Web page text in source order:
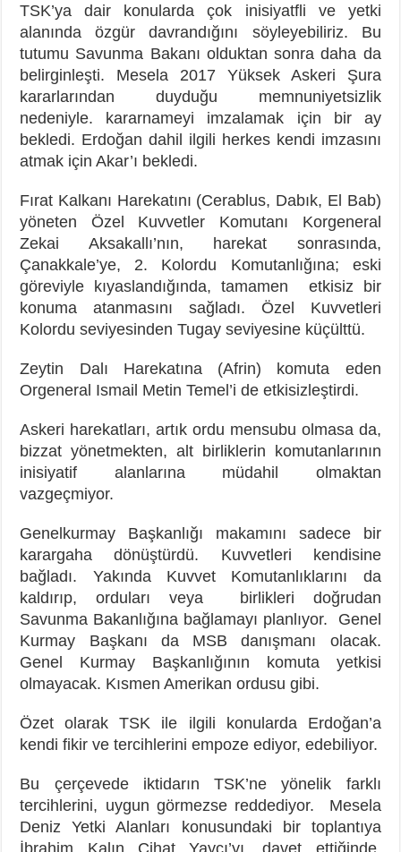
TSK’ya dair konularda çok inisiyatfli ve yetki
alanında özgür davrandığını söyleyebiliriz. Bu
tutumu Savunma Bakanı olduktan sonra daha da
belirginleşti. Mesela 2017 Yüksek Askeri Şura
kararlarından duyduğu memnuniyetsizlik
nedeniyle. kararnameyi imzalamak için bir ay
bekledi. Erdoğan dahil ilgili herkes kendi imzasını
atmak için Akar’ı bekledi.
Fırat Kalkanı Harekatını (Cerablus, Dabık, El Bab)
yöneten Özel Kuvvetler Komutanı Korgeneral
Zekai Aksakallı’nın, harekat sonrasında,
Çanakkale’ye, 2. Kolordu Komutanlığına; eski
göreviyle kıyaslandığında, tamamen etkisiz bir
konuma atanmasını sağladı. Özel Kuvvetleri
Kolordu seviyesinden Tugay seviyesine küçülttü.
Zeytin Dalı Harekatına (Afrin) komuta eden
Orgeneral Ismail Metin Temel’i de etkisizleştirdi.
Askeri harekatları, artık ordu mensubu olmasa da,
bizzat yönetmekten, alt birliklerin komutanlarının
inisiyatif alanlarına müdahil olmaktan
vazgeçmiyor.
Genelkurmay Başkanlığı makamını sadece bir
karargaha dönüştürdü. Kuvvetleri kendisine
bağladı. Yakında Kuvvet Komutanlıklarını da
kaldırıp, orduları veya birlikleri doğrudan
Savunma Bakanlığına bağlamayı planlıyor. Genel
Kurmay Başkanı da MSB danışmanı olacak.
Genel Kurmay Başkanlığının komuta yetkisi
olmayacak. Kısmen Amerikan ordusu gibi.
Özet olarak TSK ile ilgili konularda Erdoğan’a
kendi fikir ve tercihlerini empoze ediyor, edebiliyor.
Bu çerçevede iktidarın TSK’ne yönelik farklı
tercihlerini, uygun görmezse reddediyor. Mesela
Deniz Yetki Alanları konusundaki bir toplantıya
İbrahim Kalın Cihat Yaycı’yı, davet ettiğinde,